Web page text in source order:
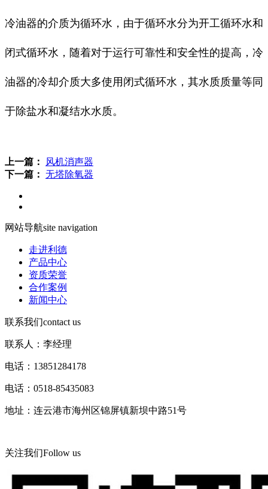
冷油器的介质为循环水，由于循环水分为开工循环水和
闭式循环水，随着对于运行可靠性和安全性的提高，冷
油器的冷却介质大多使用闭式循环水，其水质质量等同
于除盐水和凝结水水质。
上一篇：
风机消声器
下一篇： 无塔除氧器
网站导航site navigation
走进利德
产品中心
资质荣誉
合作案例
新闻中心
联系我们contact us
联系人：李经理
电话：13851284178
电话：0518-85435083
地址：连云港市海州区锦屏镇新坝中路51号
关注我们Follow us